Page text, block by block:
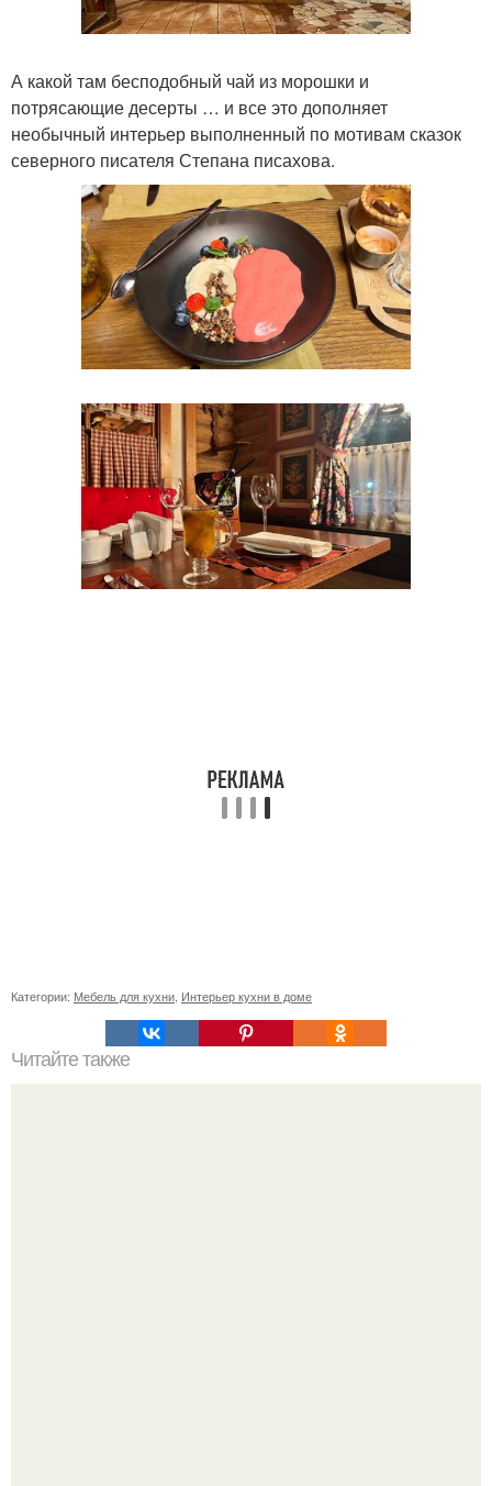
А какой там бесподобный чай из морошки и
потрясающие десерты … и все это дополняет
необычный интерьер выполненный по мотивам сказок
северного писателя Степана писахова.
Категории: Мебель для кухни Интерьер кухни в доме
Читайте также